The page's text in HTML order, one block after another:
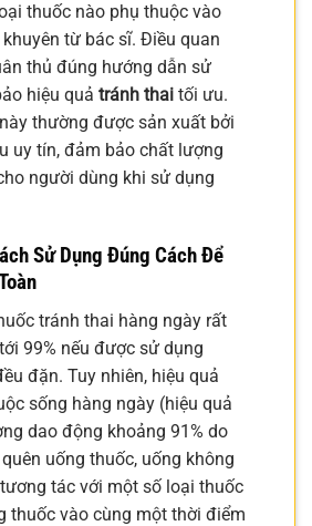
thuốc nào phụ thuộc vào
từ bác sĩ. Điều quan
thủ đúng hướng dẫn sử
hiệu quả tránh thai tối ưu.
thường được sản xuất bởi
uy tín, đảm bảo chất lượng
người dùng khi sử dụng
Sử Dụng Đúng Cách Để
tránh thai hàng ngày rất
99% nếu được sử dụng
đặn. Tuy nhiên, hiệu quả
sống hàng ngày (hiệu quả
dao động khoảng 91% do
uống thuốc, uống không
tác với một số loại thuốc
thuốc vào cùng một thời điểm